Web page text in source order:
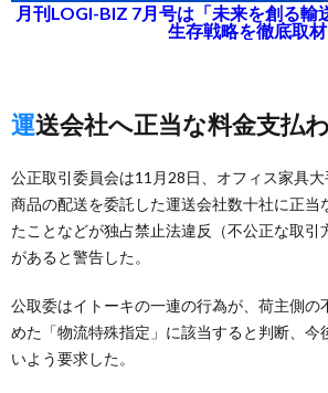
月刊LOGI-BIZ 7月号は「未来を創る輸
生存戦略を徹底取材
運送会社へ正当な料金支払
公正取引委員会は11月28日、オフィス家具大
商品の配送を委託した運送会社数十社に正当
たことなどが独占禁止法違反（不公正な取引
があると警告した。
公取委はイトーキの一連の行為が、荷主側の
めた「物流特殊指定」に該当すると判断、今
いよう要求した。